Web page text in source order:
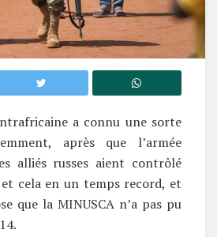
a connu une sorte
après que l’armée
alliés russes aient contrôlé
cela en un temps record, et
que la MINUSCA n’a pas pu